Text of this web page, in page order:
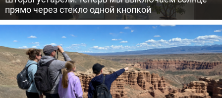
прямо через стекло одной кнопкой